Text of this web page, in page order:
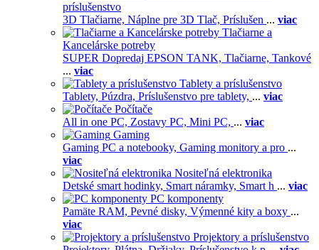
príslušenstvo
3D Tlačiarne, Náplne pre 3D Tlač, Príslušen ... viac
Tlačiarne a
Kancelárske potreby
SUPER Dopredaj EPSON TANK, Tlačiarne, Tankové
... viac
Tablety a príslušenstvo
Tablety, Púzdra, Príslušenstvo pre tablety, ... viac
Počítače
All in one PC, Zostavy PC, Mini PC, ... viac
Gaming
Gaming PC a notebooky, Gaming monitory a pro ...
viac
Nositeľná elektronika
Detské smart hodinky, Smart náramky, Smart h ... viac
PC komponenty
Pamäte RAM, Pevné disky, Výmenné kity a boxy ...
viac
Projektory a príslušenstvo